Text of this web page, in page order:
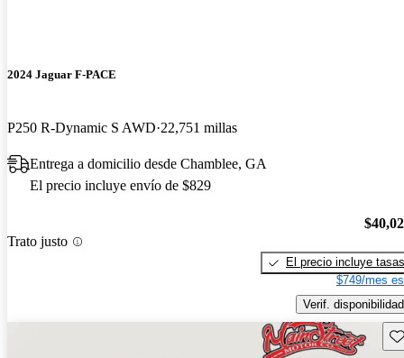
2024 Jaguar F-PACE
P250 R-Dynamic S AWD 22,751 millas
Entrega a domicilio desde Chamblee, GA
El precio incluye envío de $829
Trato justo
El precio incluye tasas
$749/mes
Verif. disponibilidad